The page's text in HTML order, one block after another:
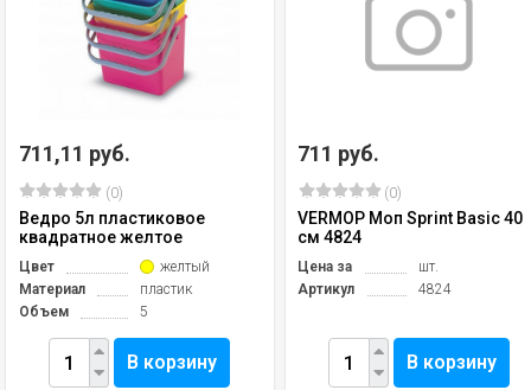
711,11 руб.
(0)
Ведро 5л пластиковое
квадратное желтое
Цвет
желтый
Материал
пластик
Объем
5
В корзину
711 руб.
(0)
VERMOP Моп Sprint Basic 40
см 4824
Цена за
шт.
Артикул
4824
В корзину